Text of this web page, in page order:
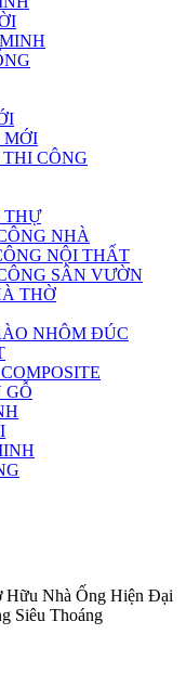
MỚI
CÔNG
THỰ
NHÀ
NỘI THẤT
SÂN VƯỜN
THỜ
NHÔM ĐÚC
GỖ
Hữu Nhà Ống Hiện Đại
Siêu Thoáng